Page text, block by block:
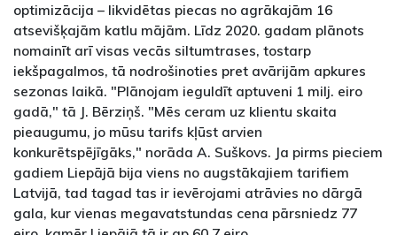
optimizācija – likvidētas piecas no agrākajām 16
atsevišķajām katlu mājām. Līdz 2020. gadam plānots
nomainīt arī visas vecās siltumtrases, tostarp
iekšpagalmos, tā nodrošinoties pret avārijām apkures
sezonas laikā. "Plānojam ieguldīt aptuveni 1 milj. eiro
gadā," tā J. Bērziņš. "Mēs ceram uz klientu skaita
pieaugumu, jo mūsu tarifs kļūst arvien
konkurētspējīgāks," norāda A. Suškovs. Ja pirms pieciem
gadiem Liepājā bija viens no augstākajiem tarifiem
Latvijā, tad tagad tas ir ievērojami atrāvies no dārgā
gala, kur vienas megavatstundas cena pārsniedz 77